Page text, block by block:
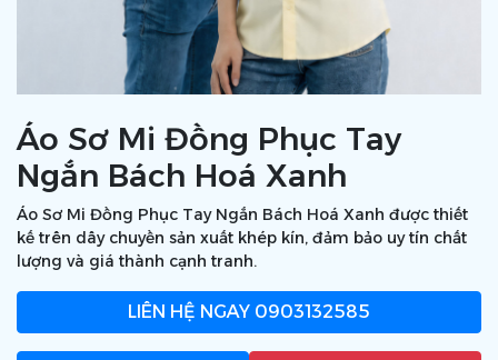
Áo Sơ Mi Đồng Phục Tay
Ngắn Bách Hoá Xanh
Áo Sơ Mi Đồng Phục Tay Ngắn Bách Hoá Xanh được thiết
kế trên dây chuyền sản xuất khép kín, đảm bảo uy tín chất
lượng và giá thành cạnh tranh.
LIÊN HỆ NGAY 0903132585